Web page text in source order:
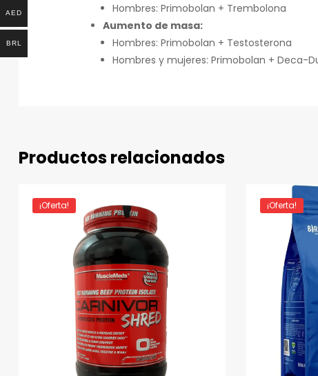
Hombres: Primobolan + Trembolona
Aumento de masa:
Hombres: Primobolan + Testosterona
Hombres y mujeres: Primobolan + Deca-
Productos relacionados
¡Oferta! ¡Oferta!
AED
BRL